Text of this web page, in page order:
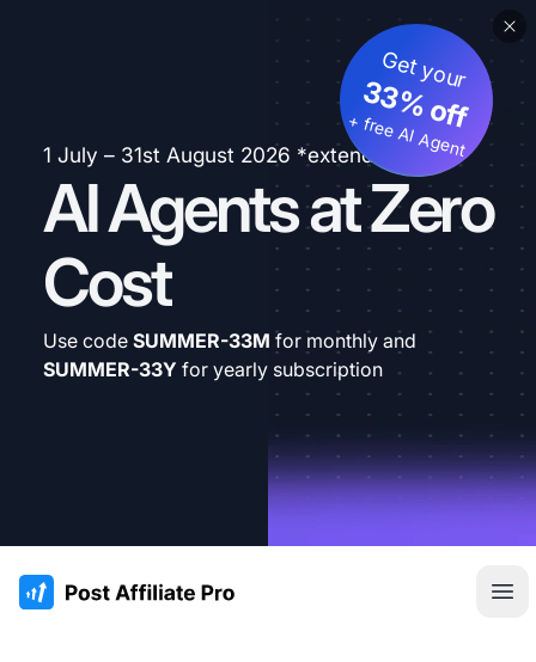
1 July – 31st August 2026 *extended
AI Agents at Zero
Cost
Get your
33% off
+ free AI Agent
Use code SUMMER-33M for monthly and
SUMMER-33Y for yearly subscription
:site.title